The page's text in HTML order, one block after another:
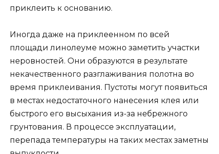
приклеить к основанию.
Иногда даже на приклеенном по всей
площади линолеуме можно заметить участки
неровностей. Они образуются в результате
некачественного разглаживания полотна во
время приклеивания. Пустоты могут появиться
в местах недостаточного нанесения клея или
быстрого его высыхания из-за небрежного
грунтования. В процессе эксплуатации,
перепада температуры на таких местах заметны